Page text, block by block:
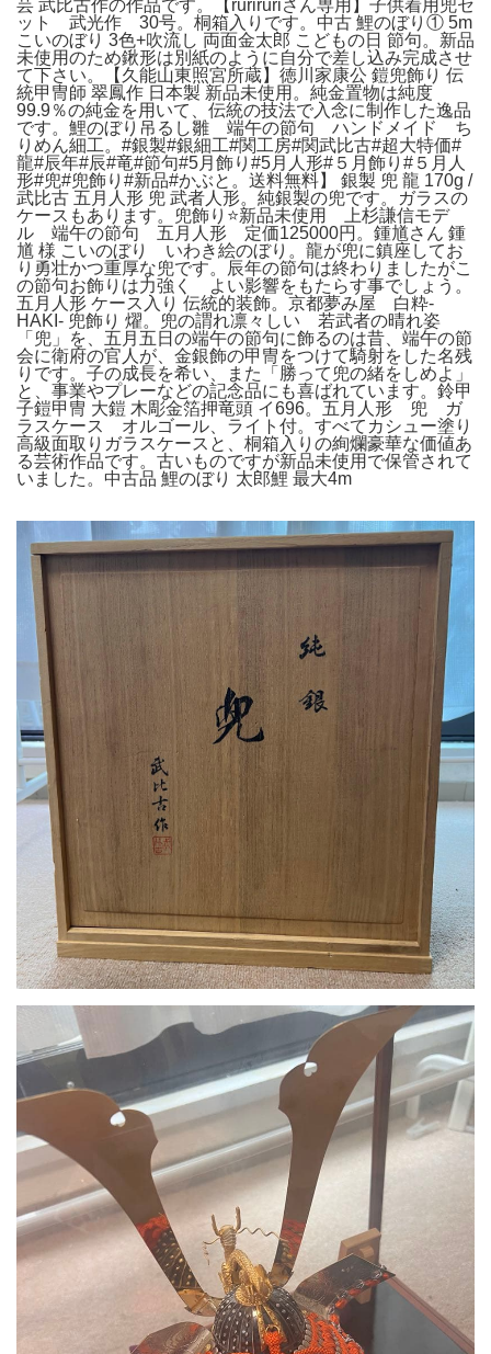
芸 武比古作の作品です。【ruriruriさん専用】子供着用兜セ
ット 武光作 30号。桐箱入りです。中古 鯉のぼり① 5m
こいのぼり 3色+吹流し 両面金太郎 こどもの日 節句。新品
未使用のため鍬形は別紙のように自分で差し込み完成させ
て下さい。【久能山東照宮所蔵】徳川家康公 鎧兜飾り 伝
統甲冑師 翠鳳作 日本製 新品未使用。純金置物は純度
99.9％の純金を用いて、伝統の技法で入念に制作した逸品
です。鯉のぼり吊るし雛 端午の節句 ハンドメイド ち
りめん細工。#銀製#銀細工#関工房#関武比古#超大特価#
龍#辰年#辰#竜#節句#5月飾り#5月人形#５月飾り#５月人
形#兜#兜飾り#新品#かぶと。送料無料】 銀製 兜 龍 170g /
武比古 五月人形 兜 武者人形。純銀製の兜です。ガラスの
ケースもあります。兜飾り⭐️新品未使用 上杉謙信モデ
ル 端午の節句 五月人形 定価125000円。鍾馗さん 鍾
馗 様 こいのぼり いわき絵のぼり。龍が兜に鎮座してお
り勇壮かつ重厚な兜です。辰年の節句は終わりましたがこ
の節句お飾りは力強く よい影響をもたらす事でしょう。
五月人形 ケース入り 伝統的装飾。京都夢み屋 白粋-
HAKI- 兜飾り 燿。兜の謂れ凛々しい 若武者の晴れ姿
「兜」を、五月五日の端午の節句に飾るのは昔、端午の節
会に衛府の官人が、金銀飾の甲冑をつけて騎射をした名残
りです。子の成長を希い、また「勝って兜の緒をしめよ」
と、事業やプレーなどの記念品にも喜ばれています。鈴甲
子鎧甲冑 大鎧 木彫金箔押竜頭 イ696。五月人形 兜 ガ
ラスケース オルゴール、ライト付。すべてカシュー塗り
高級面取りガラスケースと、桐箱入りの絢爛豪華な価値あ
る芸術作品です。古いものですが新品未使用で保管されて
いました。中古品 鯉のぼり 太郎鯉 最大4m